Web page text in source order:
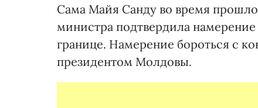
Сама Майя Санду во время
министра подтвердила
границе. Намерение бороться с
президентом Молдовы.